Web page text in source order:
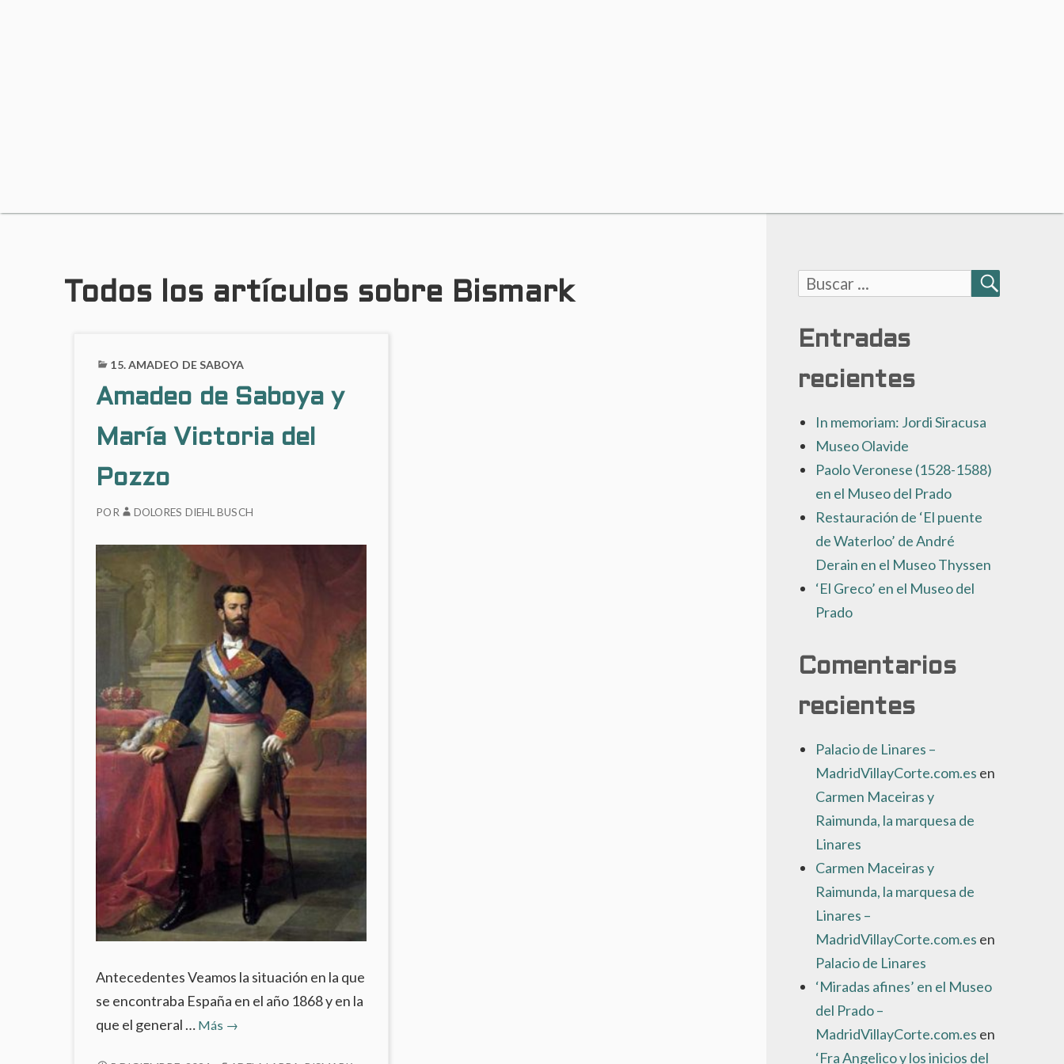
Todos los artículos sobre Bismark
15. AMADEO DE SABOYA
Amadeo de Saboya y
María Victoria del
Pozzo
POR DOLORES DIEHL BUSCH
Antecedentes Veamos la situación en la que
se encontraba España en el año 1868 y en la
que el general … Más Amadeo
→
Buscar:
BUSCAR
Entradas
recientes
In memoriam: Jordi Siracusa
Museo Olavide
Paolo Veronese (1528-1588)
en el Museo del Prado
Restauración de ‘El puente
de Waterloo’ de André
Derain en el Museo Thyssen
‘El Greco’ en el Museo del
Prado
Comentarios
recientes
Palacio de Linares –
MadridVillayCorte.com.es en
Carmen Maceiras y
Raimunda, la marquesa de
Linares
Carmen Maceiras y
Raimunda, la marquesa de
Linares –
MadridVillayCorte.com.es en
Palacio de Linares
‘Miradas afines’ en el Museo
del Prado –
MadridVillayCorte.com.es en
‘Fra Angelico y los inicios del